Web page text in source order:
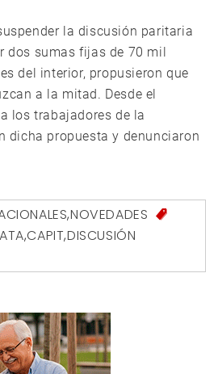
la discusión paritaria
dos sumas fijas de 70 mil
del interior, propusieron que
a la mitad. Desde el
los trabajadores de la
dicha propuesta y denunciaron
,NOVEDADES
ATA,CAPIT,DISCUSIÓN